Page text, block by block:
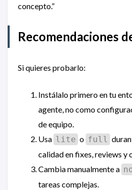
concepto.”
Recomendaciones
Si quieres probarlo:
Instálalo primero en tu
agente, no como
de equipo.
Usa lite o full
calidad en fixes, reviews y
Cambia manualmente a
tareas complejas.